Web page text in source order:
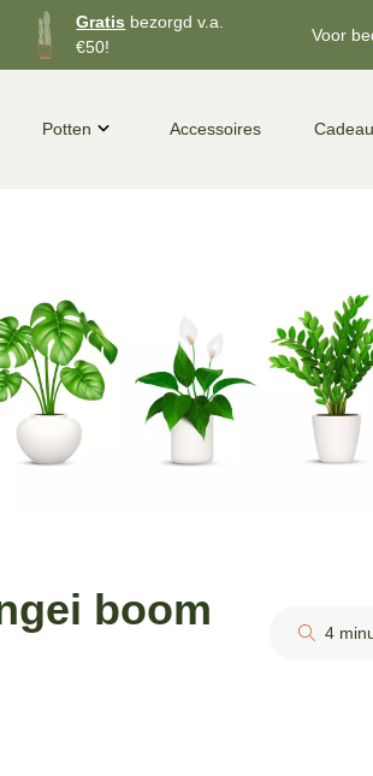
Gratis bezorgd v.a.
€50!
Voor
Potten Accessoires Cadeau
boom
4